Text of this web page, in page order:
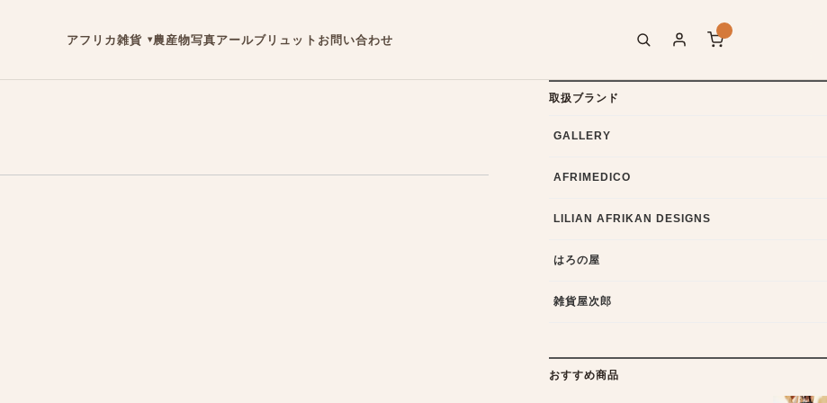
アフリカ雑貨 農産物写真アールブリュット お問い合わせ
取扱ブランド
GALLERY
AFRIMEDICO
LILIAN AFRIKAN DESIGNS
はろの屋
雑貨屋次郎
おすすめ商品